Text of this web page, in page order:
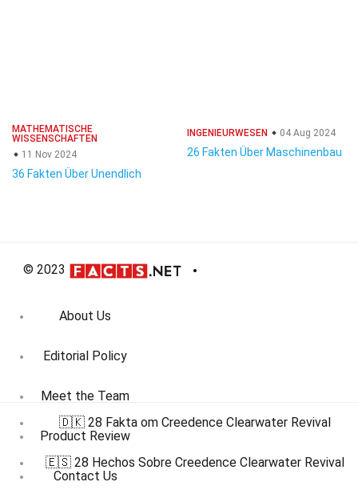
MATHEMATISCHE
WISSENSCHAFTEN
11 Nov 2024
36 Fakten Über Unendlich
INGENIEURWESEN 04 Aug 2024
26 Fakten Über Maschinenbau
© 2023
About Us
Editorial Policy
Meet the Team
Product Review
Contact Us
🇩🇰 28 Fakta om Creedence Clearwater Revival
🇪🇸 28 Hechos Sobre Creedence Clearwater Revival